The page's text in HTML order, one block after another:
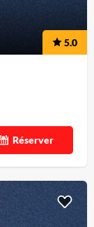
5.0
Réserver